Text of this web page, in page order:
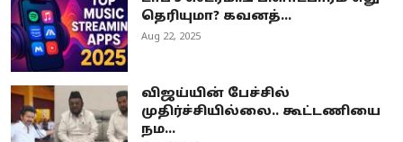
தெரியுமா? கவனத்...
Aug 22, 2025
விஜய்யின் பேச்சில்
முதிர்ச்சியில்லை.. கூட்டணியை
நம...